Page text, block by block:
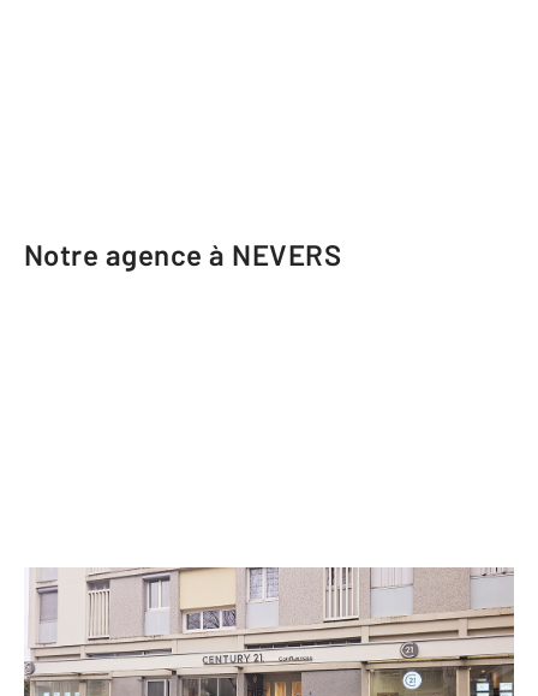
Notre agence à NEVERS
CENTURY 21 Confluences
8 boulevard Pierre de Coubertin
NEVERS - 58000